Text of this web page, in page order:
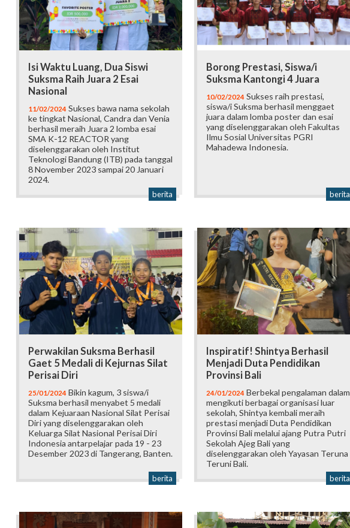
Isi Waktu Luang, Dua Siswi
Suksma Raih Juara 2 Esai
Nasional
11/02/2024 Sukses bawa nama sekolah
ke tingkat Nasional, Candra dan Venia
berhasil meraih Juara 2 lomba esai
SMA K-12 REACTOR yang
diselenggarakan oleh Institut
Teknologi Bandung (ITB) pada tanggal
8 November 2023 sampai 20 Januari
2024.
berita
Borong Prestasi, Siswa/i
Suksma Kantongi 4 Juara
10/02/2024Sukses raih prestasi,
siswa/i Suksma berhasil menggaet
juara dalam lomba poster dan esai
yang diselenggarakan oleh Fakultas
Ilmu Sosial Universitas PGRI
Mahadewa Indonesia.
berita
Perwakilan Suksma Berhasil
Gaet 5 Medali di Kejurnas Silat
Perisai Diri
25/01/2024 Bikin kagum, 3 siswa/i
Suksma berhasil menyabet 5 medali
dalam Kejuaraan Nasional Silat Perisai
Diri yang diselenggarakan oleh
Keluarga Silat Nasional Perisai Diri
Indonesia antarpelajar pada 19 - 23
Desember 2023 di Tangerang, Banten.
berita
Inspiratif! Shintya Berhasil
Menjadi Duta Pendidikan
Provinsi Bali
24/01/2024Berbekal pengalaman dalam
mengikuti berbagai organisasi luar
sekolah, Shintya kembali meraih
prestasi menjadi Duta Pendidikan
Provinsi Bali melalui ajang Putra Putri
Sekolah Ajeg Bali yang
diselenggarakan oleh Yayasan Teruna
Teruni Bali.
berita